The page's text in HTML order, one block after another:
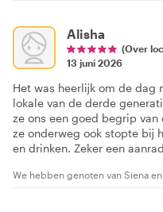
Alisha
(Over
13 juni 2026
Het was heerlijk om de dag
lokale van de derde
ze ons een goed begrip
ze onderweg ook stopte bij
en drinken. Zeker een
We hebben genoten van Siena